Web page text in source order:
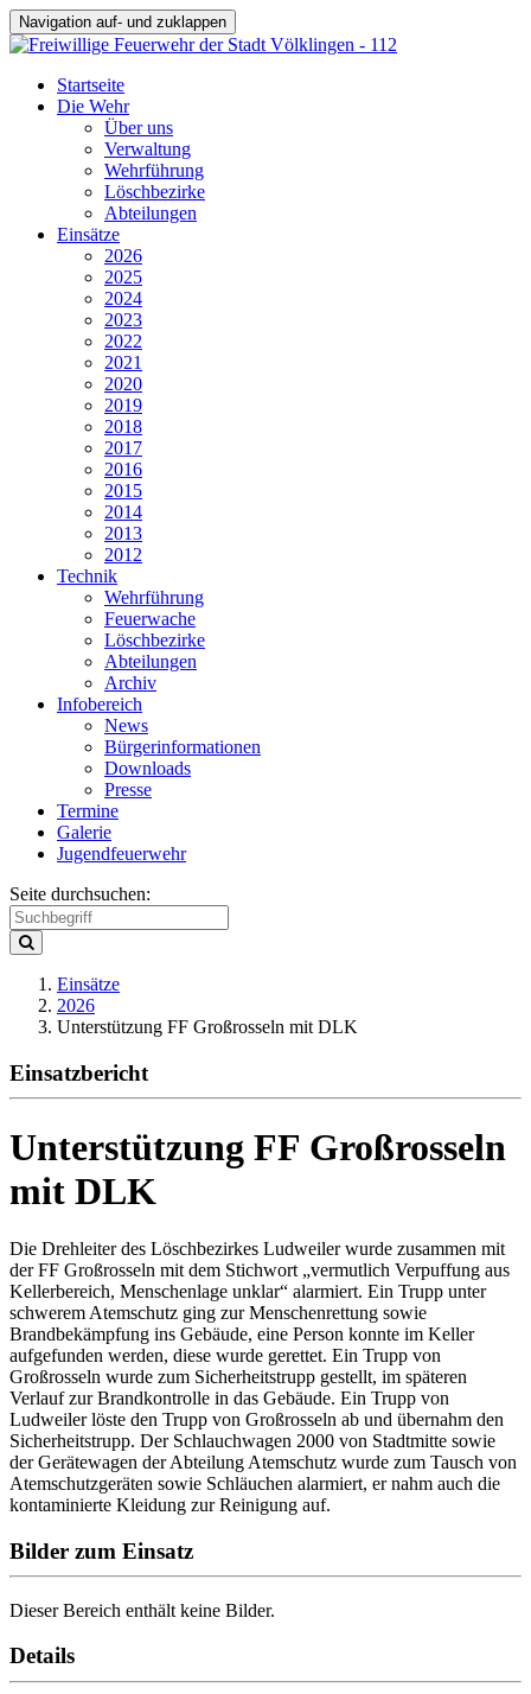
Navigation auf- und zuklappen
Startseite
Die Wehr
Über uns
Verwaltung
Wehrführung
Löschbezirke
Abteilungen
Einsätze
2026
2025
2024
2023
2022
2021
2020
2019
2018
2017
2016
2015
2014
2013
2012
Technik
Wehrführung
Feuerwache
Löschbezirke
Abteilungen
Archiv
Infobereich
News
Bürgerinformationen
Downloads
Presse
Termine
Galerie
Jugendfeuerwehr
Seite durchsuchen:
Einsätze
2026
Unterstützung FF Großrosseln mit DLK
Einsatzbericht
Unterstützung FF Großrosseln
mit DLK
Die Drehleiter des Löschbezirkes Ludweiler wurde zusammen mit
der FF Großrosseln mit dem Stichwort „vermutlich Verpuffung aus
Kellerbereich, Menschenlage unklar“ alarmiert. Ein Trupp unter
schwerem Atemschutz ging zur Menschenrettung sowie
Brandbekämpfung ins Gebäude, eine Person konnte im Keller
aufgefunden werden, diese wurde gerettet. Ein Trupp von
Großrosseln wurde zum Sicherheitstrupp gestellt, im späteren
Verlauf zur Brandkontrolle in das Gebäude. Ein Trupp von
Ludweiler löste den Trupp von Großrosseln ab und übernahm den
Sicherheitstrupp. Der Schlauchwagen 2000 von Stadtmitte sowie
der Gerätewagen der Abteilung Atemschutz wurde zum Tausch von
Atemschutzgeräten sowie Schläuchen alarmiert, er nahm auch die
kontaminierte Kleidung zur Reinigung auf.
Bilder zum Einsatz
Dieser Bereich enthält keine Bilder.
Details